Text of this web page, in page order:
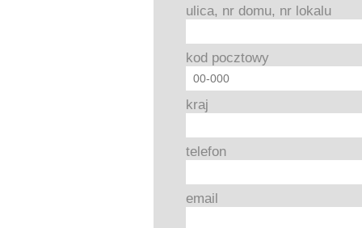
ulica, nr domu, nr lokalu
kod pocztowy
kraj
telefon
email